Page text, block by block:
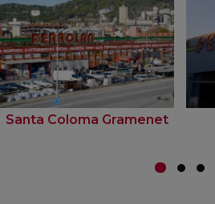
Santa Coloma Gramenet